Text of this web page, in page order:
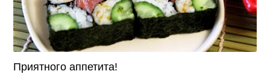
Приятного аппетита!